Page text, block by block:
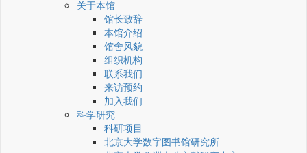
关于本馆
馆长致辞
本馆介绍
馆舍风貌
组织机构
联系我们
来访预约
加入我们
科学研究
科研项目
北京大学数字图书馆研究所